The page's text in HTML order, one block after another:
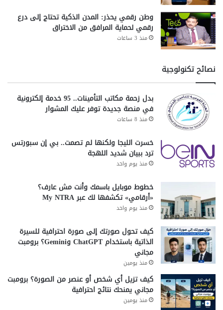
وطن رقمي يحذر: المدن الذكية تحتاج إلى درع
رقمي لحماية المرافق من الاختراق
منذ 3 ساعات
نصائح تكنولوجية
بدل زحمة مكاتب التأمينات.. 95 خدمة إلكترونية
في منصة جديدة توفر عليك المشوار
منذ 8 ساعات
خسرت الليجا ولكنها لم تصمت.. بي إن سبورتس
ترد ببيان شديد اللهجة
منذ يوم واحد
خطوط موبايل باسمك وأنت مش عارف؟
«أرقامي» تكشفها لك عبر My NTRA
منذ يوم واحد
كيف تحول صورتك إلى صورة احترافية للسيرة
الذاتية باستخدام ChatGPT وGemini؟ برومبت
مجاني
منذ يومين
كيف تزيل أي شخص أو عنصر من الصورة؟ برومبت
مجاني يمنحك نتائج احترافية
منذ يومين